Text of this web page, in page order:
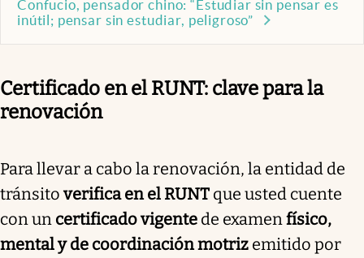
Confucio, pensador chino: “Estudiar sin pensar es
inútil; pensar sin estudiar, peligroso”
Certificado en el RUNT: clave para la
renovación
Para llevar a cabo la renovación, la entidad de
tránsitoverifica en el RUNT que usted cuente
con un certificado vigente de examenfísico,
mental y de coordinación motriz emitido por